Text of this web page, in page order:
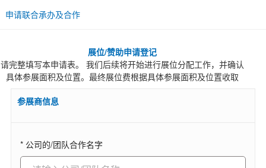
申请联合承办及合作
展位/赞助申请登记
请完整填写本申请表。 我们后续将开始进行展位分配工作，并确认
具体参展面积及位置。最终展位费根据具体参展面积及位置收取
参展商信息
* 公司的/团队合作名字